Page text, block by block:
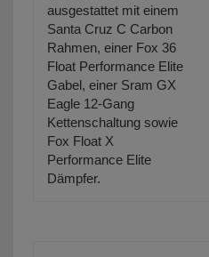
ausgestattet mit einem
Santa Cruz C Carbon
Rahmen, einer Fox 36
Float Performance Elite
Gabel, einer Sram GX
Eagle 12-Gang
Kettenschaltung sowie
Fox Float X
Performance Elite
Dämpfer.